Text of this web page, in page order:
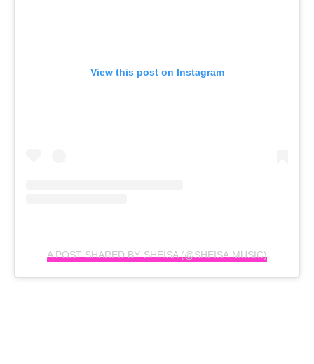
View this post on Instagram
A POST SHARED BY SHEISA (@SHEISA.MUSIC)